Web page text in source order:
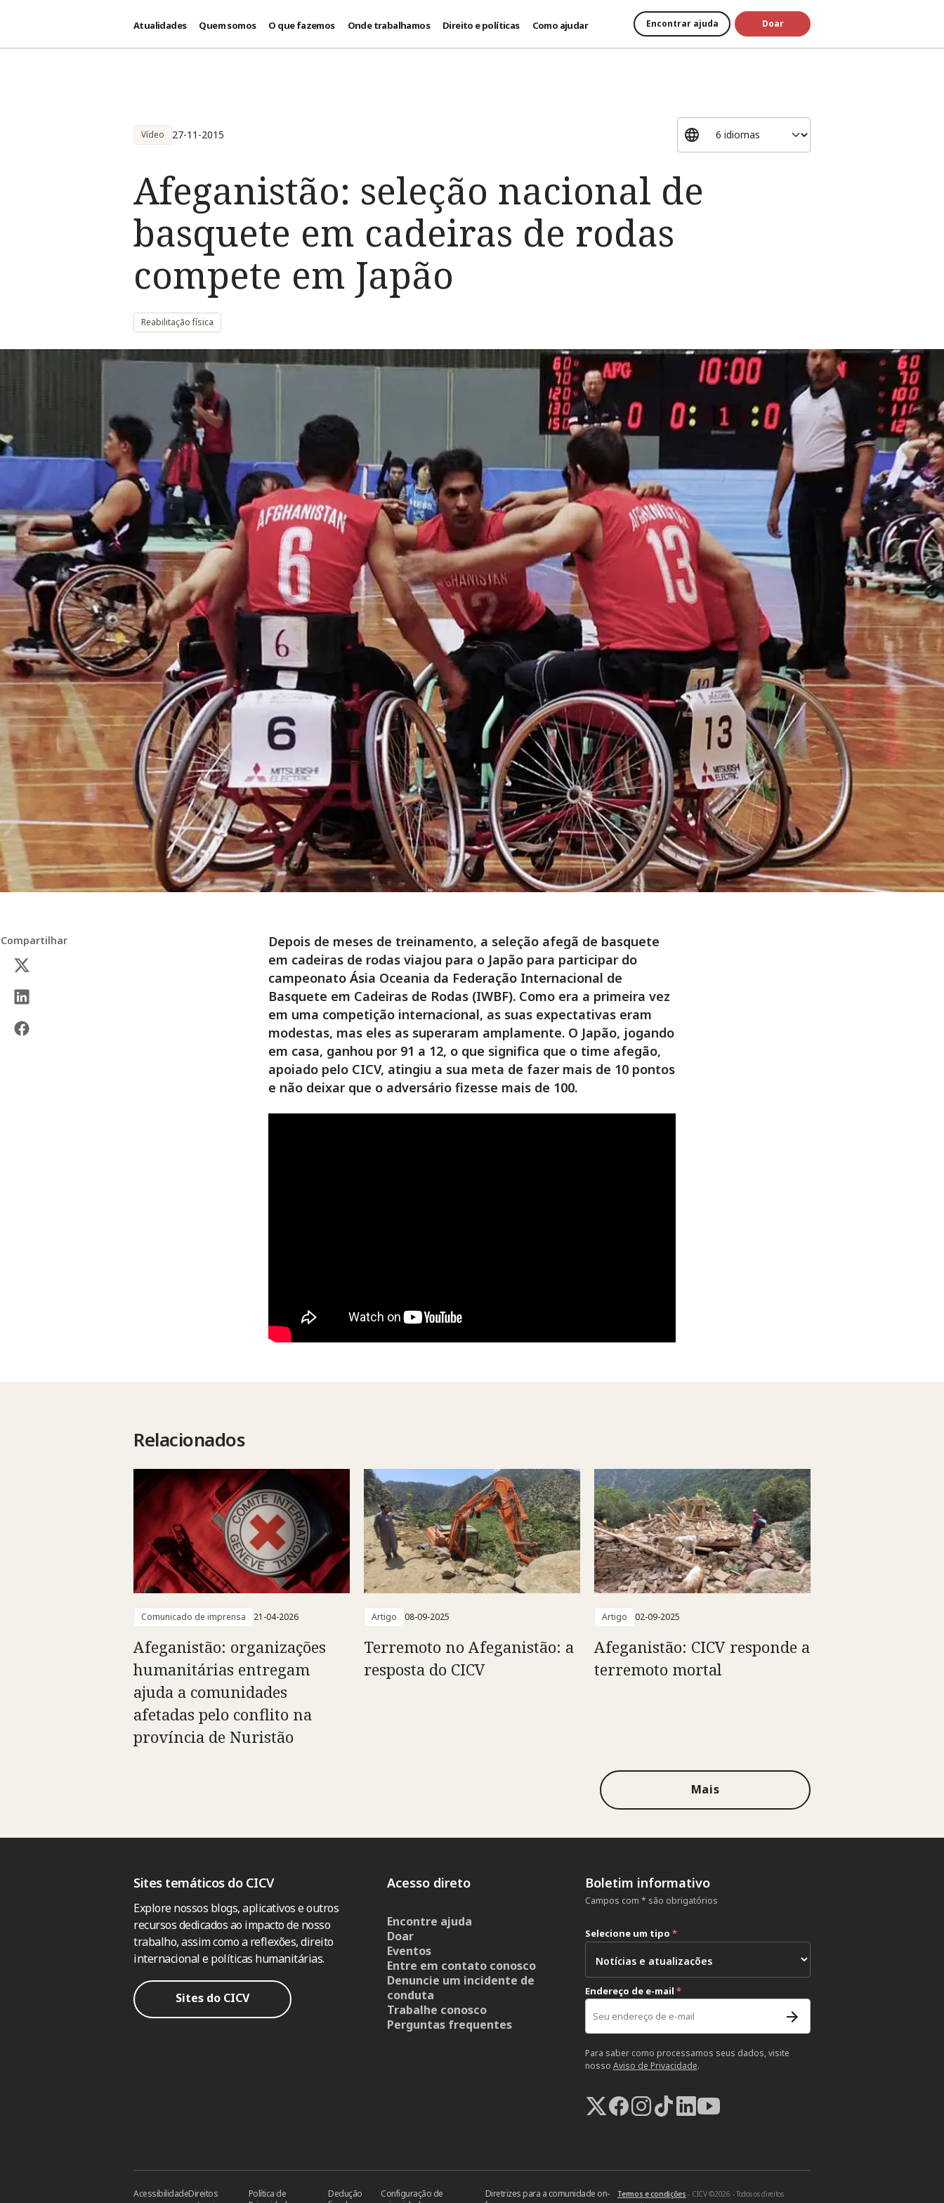
Atualidades Quem somos O que fazemos Onde trabalhamos Direito e políticas Como ajudar Encontrar ajuda Doar
Vídeo 27-11-2015
Afeganistão: seleção nacional de
basquete em cadeiras de rodas
compete em Japão
Reabilitação física
Compartilhar
Depois de meses de treinamento, a seleção afegã de basquete
em cadeiras de rodas viajou para o Japão para participar do
campeonato Ásia Oceania da Federação Internacional de
Basquete em Cadeiras de Rodas (IWBF). Como era a primeira vez
em uma competição internacional, as suas expectativas eram
modestas, mas eles as superaram amplamente. O Japão, jogando
em casa, ganhou por 91 a 12, o que significa que o time afegão,
apoiado pelo CICV, atingiu a sua meta de fazer mais de 10 pontos
e não deixar que o adversário fizesse mais de 100.
Relacionados
Comunicado de imprensa 21-04-2026
Afeganistão: organizações
humanitárias entregam
ajuda a comunidades
afetadas pelo conflito na
província de Nuristão
Artigo 08-09-2025
Terremoto no Afeganistão: a
resposta do CICV
Artigo 02-09-2025
Afeganistão: CICV responde a
terremoto mortal
Mais
Sites temáticos do CICV
Explore nossos blogs, aplicativos e outros
recursos dedicados ao impacto de nosso
trabalho, assim como a reflexões, direito
internacional e políticas humanitárias.
Sites do CICV
Acesso direto
Encontre ajuda
Doar
Eventos
Entre em contato conosco
Denuncie um incidente de
conduta
Trabalhe conosco
Perguntas frequentes
Boletim informativo
Campos com * são obrigatórios
Selecione um tipo *
Endereço de e-mail *
Para saber como processamos seus dados, visite
nosso Aviso de Privacidade.
AcessibilidadeDireitos
Política de
Dedução
Configuração de
Diretrizes para a comunidade on-
Termos e condições - CICV ©2026 - Todos os direitos